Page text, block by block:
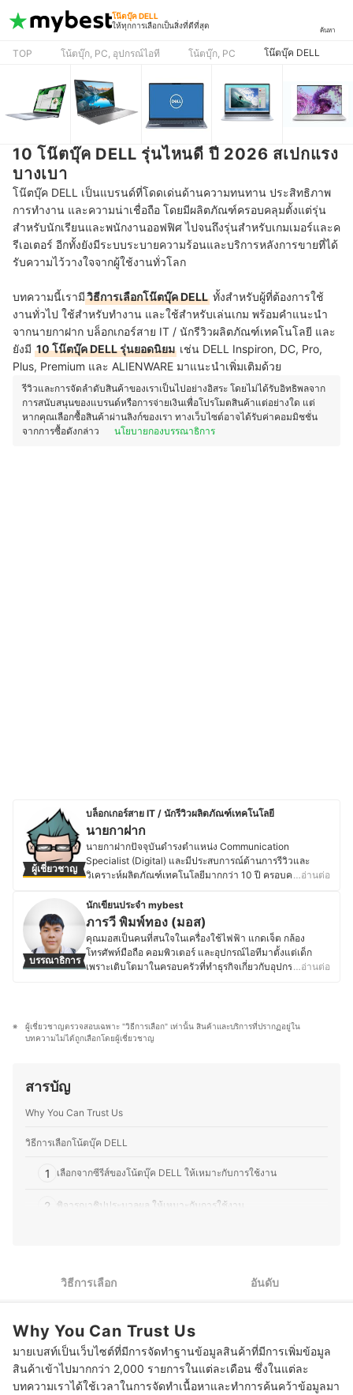
โน๊ตบุ๊ค DELL
ให้ทุกการเลือกเป็นสิ่งที่ดีที่สุด
ค้นหา
TOP โน้ตบุ๊ก, PC, อุปกรณ์ไอที โน้ตบุ๊ก, PC โน๊ตบุ๊ค DELL
10 โน๊ตบุ๊ค DELL รุ่นไหนดี ปี 2026 สเปกแรง
บางเบา
โน๊ตบุ๊ค DELL เป็นแบรนด์ที่โดดเด่นด้านความทนทาน ประสิทธิภาพ
การทำงาน และความน่าเชื่อถือ โดยมีผลิตภัณฑ์ครอบคลุมตั้งแต่รุ่น
สำหรับนักเรียนและพนักงานออฟฟิศ ไปจนถึงรุ่นสำหรับเกมเมอร์และค
รีเอเตอร์ อีกทั้งยังมีระบบระบายความร้อนและบริการหลังการขายที่ได้
รับความไว้วางใจจากผู้ใช้งานทั่วโลก
บทความนี้เรามีวิธีการเลือกโน๊ตบุ๊ค DELL ทั้งสำหรับผู้ที่ต้องการใช้
งานทั่วไป ใช้สำหรับทำงาน และใช้สำหรับเล่นเกม พร้อมคำแนะนำ
จากนายกาฝาก บล็อกเกอร์สาย IT / นักรีวิวผลิตภัณฑ์เทคโนโลยี และ
ยังมี 10 โน๊ตบุ๊ค DELL รุ่นยอดนิยม เช่น DELL Inspiron, DC, Pro,
Plus, Premium และ ALIENWARE มาแนะนำเพิ่มเติมด้วย
รีวิวและการจัดลำดับสินค้าของเราเป็นไปอย่างอิสระ โดยไม่ได้รับอิทธิพลจาก
การสนับสนุนของแบรนด์หรือการจ่ายเงินเพื่อโปรโมตสินค้าแต่อย่างใด แต่
หากคุณเลือกซื้อสินค้าผ่านลิงก์ของเรา ทางเว็บไซต์อาจได้รับค่าคอมมิชชั่น
จากการซื้อดังกล่าว
นโยบายกองบรรณาธิการ
ผู้เชี่ยวชาญ
บล็อกเกอร์สาย IT / นักรีวิวผลิตภัณฑ์เทคโนโลยี
นายกาฝาก
นายกาฝากปัจจุบันดำรงตำแหน่ง Communication
Specialist (Digital) และมีประสบการณ์ด้านการรีวิวและ
วิเคราะห์ผลิตภัณฑ์เทคโนโลยีมากกว่า 10 ปี ครอบคลุมตั้งแต่
ระดับองค์กรอย่าง NAS โดยมุ่งเน้นการให้ข้อมูลที่รอบด้าน
ชัดเจน และเป็นกลาง เพื่อสนับสนุนการตัดสินใจที่เหมาะสม
สำหรับผู้บริโภค โดยสำเร็จการศึกษาระดับปริญญาตรี
วิศวกรรมศาสตร์อิเล็กทรอนิกส์ จากมหาวิทยาลัยอัสสัมชัญ
และเคยศึกษาต่อในระดับปริญญาโทด้านจิตวิทยา
อุตสาหกรรมและองค์การ มีประสบการณ์ทำงานด้าน
วิทยากรรับเชิญในหัวข้อเทคโนโลยี การตลาดดิจิทัล และแนว
โน้มผู้บริโภค อีกทั้งยังมีผลงานหนังสือด้านเทคโนโลยีที่ติด
…อ่านต่อ
บรรณาธิการ
นักเขียนประจำ mybest
ภารวี พิมพ์ทอง (มอส)
คุณมอสเป็นคนที่สนใจในเครื่องใช้ไฟฟ้า แกดเจ็ต กล้อง
โทรศัพท์มือถือ คอมพิวเตอร์ และอุปกรณ์ไอทีมาตั้งแต่เด็ก
เพราะเติบโตมาในครอบครัวที่ทำธุรกิจเกี่ยวกับอุปกรณ์
การอัปเดตข้อมูลสินค้าไอทีแล้ว คุณมอสยังชื่นชอบงานช่าง
และ DIY โดยมักซ่อมแซมอุปกรณ์อิเล็กทรอนิกส์และเครื่องใช้
สนุกกับการแบ่งปันความรู้เกี่ยวกับเทคโนโลยีและอุปกรณ์ไอที
สามารถเลือกอุปกรณ์ที่เหมาะสมกับการใช้งานของตนเองได้
อย่างคุ้มค่า
ประวัติของ ภารวี พิมพ์ทอง (มอส)
…อ่านต่อ
ผู้เชี่ยวชาญตรวจสอบเฉพาะ "วิธีการเลือก" เท่านั้น สินค้าและบริการที่ปรากฏอยู่ใน
บทความไม่ได้ถูกเลือกโดยผู้เชี่ยวชาญ
สารบัญ
Why You Can Trust Us
วิธีการเลือกโน้ตบุ๊ค DELL
1 เลือกจากซีรีส์ของโน้ตบุ๊ค DELL ให้เหมาะกับการใช้งาน
2 พิจารณาชิปประมวลผล ให้เหมาะกับการใช้งาน
พิจารณาความละเอียดจอและ Refresh Rate เพื่อประสิทธิภาพการ
อย่าลืมตรวจสอบพอร์ตการเชื่อมต่อ
10 โน๊ตบุ๊ค DELL รุ่นไหนดี สเปกแรง บางเบา
วิธีการเลือก อันดับ
Why You Can Trust Us
มายเบสท์เป็นเว็บไซต์ที่มีการจัดทำฐานข้อมูลสินค้าที่มีการเพิ่มข้อมูล
สินค้าเข้าไปมากกว่า 2,000 รายการในแต่ละเดือน ซึ่งในแต่ละ
บทความเราได้ใช้เวลาในการจัดทำเนื้อหาและทำการค้นคว้าข้อมูลมา